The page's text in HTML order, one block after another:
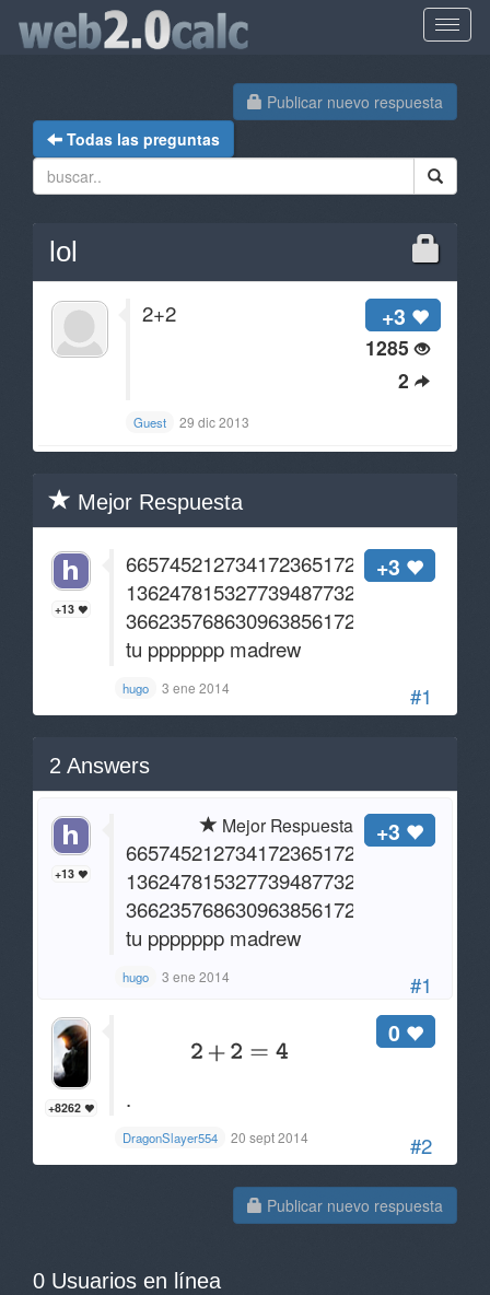
Publicar nuevo respuesta
Todas las preguntas
lol
+3
1285
2
2+2
Guest 29 dic 2013
Mejor Respuesta
#1
+13
+3
tu ppppppp madrew
hugo 3 ene 2014
2 Answers
#1
+13
+3
Mejor Respuesta
tu ppppppp madrew
hugo 3 ene 2014
#2
+8262
0
.
DragonSlayer554 20 sept 2014
Publicar nuevo respuesta
0 Usuarios en línea